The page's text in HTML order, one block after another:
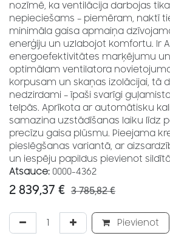
nozīmē, ka ventilācija darbojas
nepieciešams – piemēram, naktī
minimāla gaisa apmaiņa
enerģiju un uzlabojot komfortu. Ir
energoefektivitātes marķējumu
optimālam ventilatora
korpusam un skaņas izolācijai, tā
nedzirdami – īpaši svarīgi
telpās. Aprīkota ar automātisku
samazina uzstādīšanas laiku līdz
precīzu gaisa plūsmu. Pieejama
pieslēgšanas variantā, ar
un iespēju papildus pievienot
Atsauce: 0000-4362
2 839,37 € 3 785,82€
Pievienot